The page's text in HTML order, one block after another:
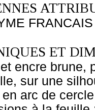
ET
encre brune,
sur une
arc de